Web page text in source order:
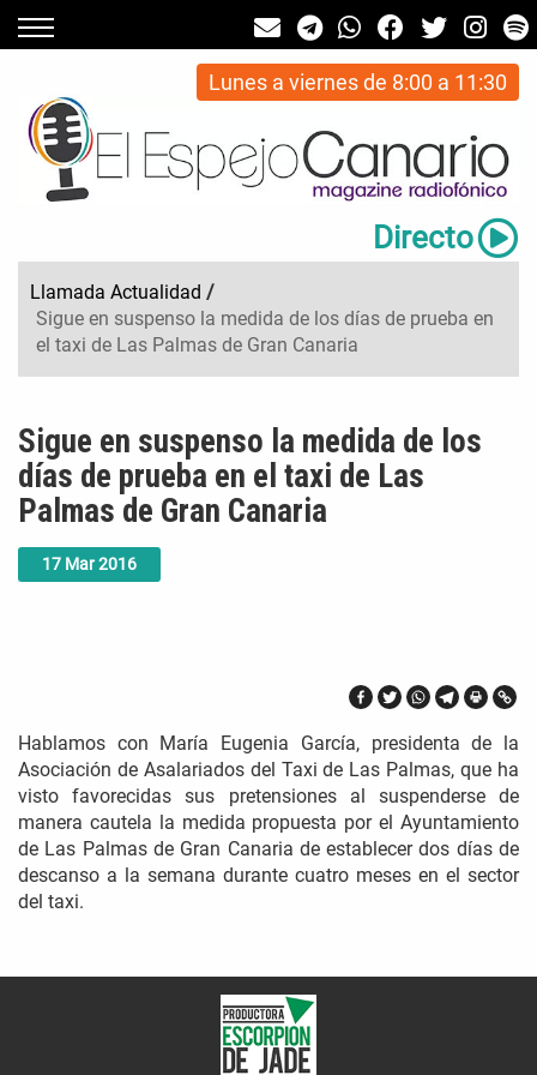
Lunes a viernes de 8:00 a 11:30
Directo
Llamada Actualidad /
Sigue en suspenso la medida de los días de prueba en
el taxi de Las Palmas de Gran Canaria
17 Mar2016
Sigue en suspenso la medida de los
días de prueba en el taxi de Las
Palmas de Gran Canaria
Hablamos con María Eugenia García, presidenta de la
Asociación de Asalariados del Taxi de Las Palmas, que ha
visto favorecidas sus pretensiones al suspenderse de
manera cautela la medida propuesta por el Ayuntamiento
de Las Palmas de Gran Canaria de establecer dos días de
descanso a la semana durante cuatro meses en el sector
del taxi.